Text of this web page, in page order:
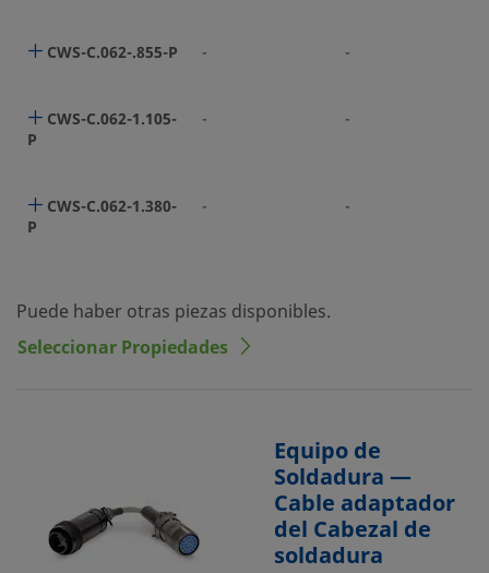
CWS-C.062-.855-P - -
CWS-C.062-1.105-
P
- -
CWS-C.062-1.380-
P
- -
Puede haber otras piezas disponibles.
Seleccionar Propiedades
Equipo de
Soldadura —
Cable adaptador
del Cabezal de
soldadura